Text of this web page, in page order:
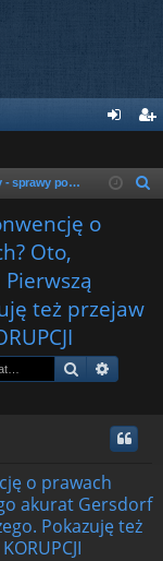
og ej
Sądy - sprawy pozostałe
o
Oto,
też przejaw
Szukaj
o prawach
akurat Gersdorf
Pokazuję też